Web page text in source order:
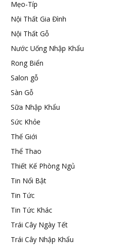
Mẹo-Típ
Nội Thất Gia Đình
Nội Thất Gỗ
Nước Uống Nhập Khẩu
Rong Biển
Salon gỗ
Sàn Gỗ
Sữa Nhập Khẩu
Sức Khỏe
Thế Giới
Thể Thao
Thiết Kế Phòng Ngủ
Tin Nổi Bật
Tin Tức
Tin Tức Khác
Trái Cây Ngày Tết
Trái Cây Nhập Khẩu